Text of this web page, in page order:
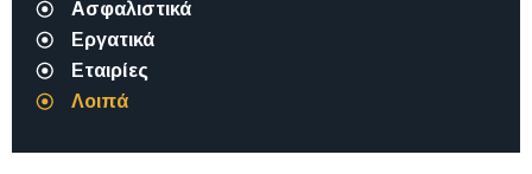
Ασφαλιστικά
Εργατικά
Εταιρίες
Λοιπά